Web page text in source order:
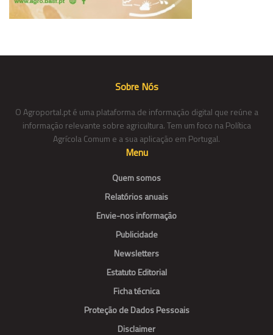
Sobre Nós
O Agroportal.pt é uma plataforma de informação digital que reúne a
informação relevante sobre agricultura. Tem um foco na Política
Agrícola Comum e a sua aplicação em Portugal.
Menu
Quem somos
Relatórios anuais
Envie-nos informação
Publicidade
Newsletters
Estatuto Editorial
Ficha técnica
Proteção de Dados Pessoais
Disclaimer